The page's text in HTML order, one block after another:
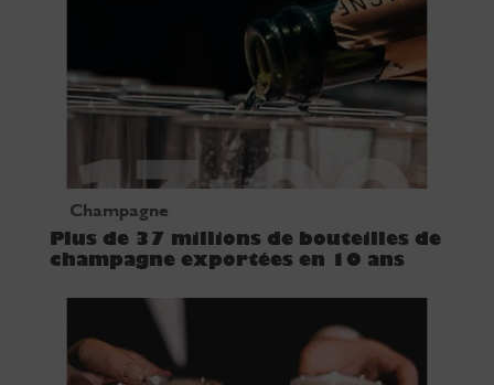
Champagne
Plus de 37 millions de bouteilles de
champagne exportées en 10 ans